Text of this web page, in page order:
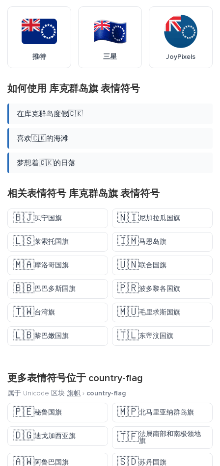
推特 三星 JoyPixels
如何使用 库克群岛旗 表情符号
在库克群岛度假🇨🇰
喜欢🇨🇰的海滩
梦想着🇨🇰的日落
相关表情符号 库克群岛旗 表情符号
🇧🇯贝宁国旗 🇳🇮尼加拉瓜国旗
🇱🇸莱索托国旗 🇮🇲马恩岛旗
🇲🇦摩洛哥国旗 🇺🇳联合国旗
🇧🇧巴巴多斯国旗 🇵🇷波多黎各国旗
🇹🇼台湾旗 🇲🇺毛里求斯国旗
🇱🇧黎巴嫩国旗 🇹🇱东帝汶国旗
更多表情符号位于 country-flag
属于 Unicode 区块 旗帜 › country-flag
🇵🇪秘鲁国旗 🇲🇵北马里亚纳群岛旗
🇩🇬迪戈加西亚旗 🇹🇫法属南部和南极领地
旗
🇦🇼阿鲁巴国旗 🇸🇩苏丹国旗